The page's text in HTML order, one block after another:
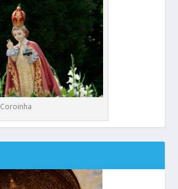
Coroinha